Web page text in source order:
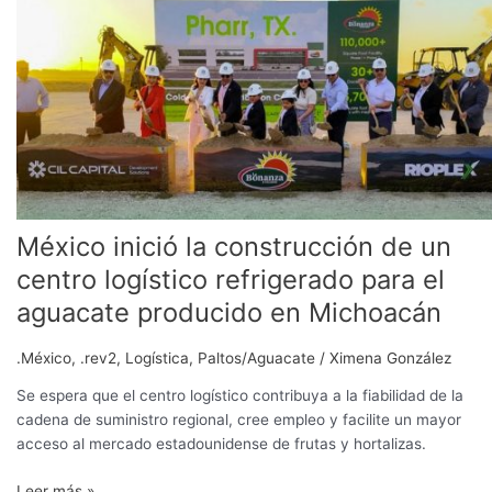
México inició la construcción de un
centro logístico refrigerado para el
aguacate producido en Michoacán
.México, .rev2, Logística, Paltos/Aguacate / Ximena González
Se espera que el centro logístico contribuya a la fiabilidad de la
cadena de suministro regional, cree empleo y facilite un mayor
acceso al mercado estadounidense de frutas y hortalizas.
construcción
de
un
centro
logístico
refrigerado
para
el
producido
en